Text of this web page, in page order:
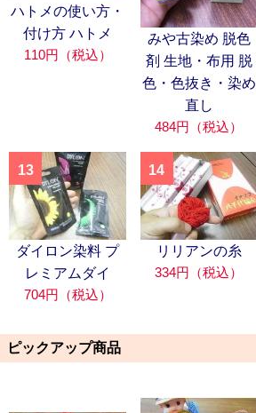
ハトメの使い方・
付け方 ハトメ
110円（税込）
みや古染め 脱色
剤 生地・布用 脱
色・色抜き・染め
直し
484円（税込）
13
ダイロン染料 プ
レミアムダイ
704円（税込）
14
リリアンの糸
334円（税込）
ピックアップ商品